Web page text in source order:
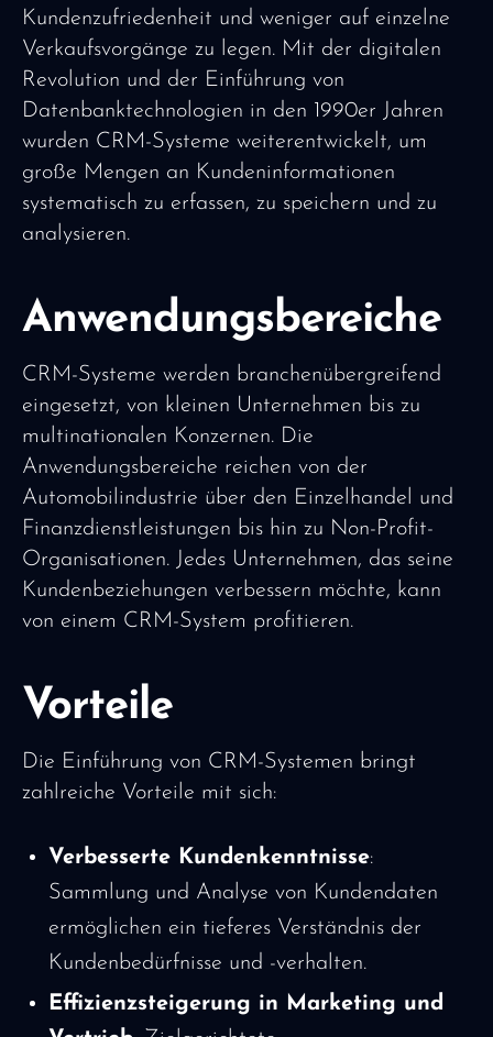
Kundenzufriedenheit und weniger auf einzelne
Verkaufsvorgänge zu legen. Mit der digitalen
Revolution und der Einführung von
Datenbanktechnologien in den 1990er Jahren
wurden CRM-Systeme weiterentwickelt, um
große Mengen an Kundeninformationen
systematisch zu erfassen, zu speichern und zu
analysieren.
Anwendungsbereiche
CRM-Systeme werden branchenübergreifend
eingesetzt, von kleinen Unternehmen bis zu
multinationalen Konzernen. Die
Anwendungsbereiche reichen von der
Automobilindustrie über den Einzelhandel und
Finanzdienstleistungen bis hin zu Non-Profit-
Organisationen. Jedes Unternehmen, das seine
Kundenbeziehungen verbessern möchte, kann
von einem CRM-System profitieren.
Vorteile
Die Einführung von CRM-Systemen bringt
zahlreiche Vorteile mit sich:
Verbesserte Kundenkenntnisse:
Sammlung und Analyse von Kundendaten
ermöglichen ein tieferes Verständnis der
Kundenbedürfnisse und -verhalten.
Effizienzsteigerung in Marketing und